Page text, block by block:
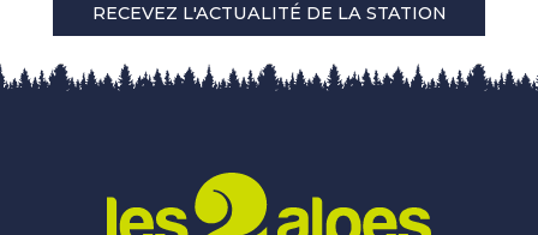
RECEVEZ L'ACTUALITÉ DE LA STATION